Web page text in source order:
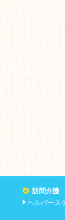
訪問介護
ヘルパース